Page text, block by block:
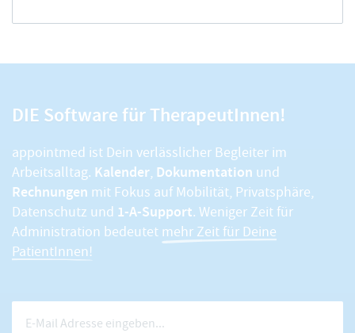
DIE Software für TherapeutInnen!
appointmed ist Dein verlässlicher Begleiter im
Arbeitsalltag. Kalender, Dokumentation und
Rechnungen mit Fokus auf Mobilität, Privatsphäre,
Datenschutz und 1-A-Support. Weniger Zeit für
Administration bedeutet mehr Zeit für Deine
PatientInnen!